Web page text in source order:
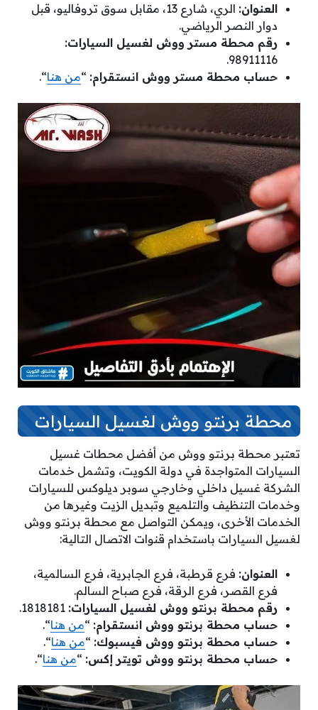
العنوان:
الري، شارع 13، مقابل سوق تروفاليو، قبل
دوار النصر الرياضي.
رقم محطة مستر ووش لغسيل السيارات:
98911116.
حساب محطة مستر ووش انستقرام: “من هنا“.
محطة برنتو ووش لغسيل السيارات
تعتبر محطة برنتو ووش من أفضل محطات غسيل
السيارات المتواجدة في دولة الكويت، وتشمل خدمات
الشركة غسيل داخلي وخارجي سوبر ديلوكس للسيارات
وخدمات التنظيف والتلميع وتبديل الزيت وغيرها من
الخدمات الأخرى، ويمكن التواصل مع محطة برنتو ووش
لغسيل السيارات باستخدام قنوات الاتصال التالية:
العنوان: فرع قرطبة، فرع الجابرية، فرع السالمية،
فرع القصر، فرع الرقة، فرع صباح السالم.
رقم محطة برنتو ووش لغسيل السيارات:
حساب محطة برنتو ووش انستقرام: “من هنا“.
حساب محطة برنتو ووش فيسبوك: “من هنا“.
حساب محطة برنتو ووش تويتر إكس: “من هنا“.